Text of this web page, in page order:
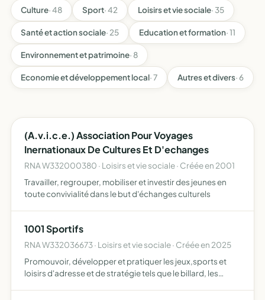
Culture· 48 Sport· 42 Loisirs et vie sociale· 35
Santé et action sociale· 25 Education et formation· 11
Environnement et patrimoine· 8
Economie et développement local· 7 Autres et divers· 6
(A.v.i.c.e.) Association Pour Voyages
Inernationaux De Cultures Et D'echanges
RNA W332000380 · Loisirs et vie sociale · Créée en 2001
Travailler, regrouper, mobiliser et investir des jeunes en
toute convivialité dans le but d'échanges culturels
1001 Sportifs
RNA W332036673 · Loisirs et vie sociale · Créée en 2025
Promouvoir, développer et pratiquer les jeux,sports et
loisirs d'adresse et de stratégie tels que le billard, les